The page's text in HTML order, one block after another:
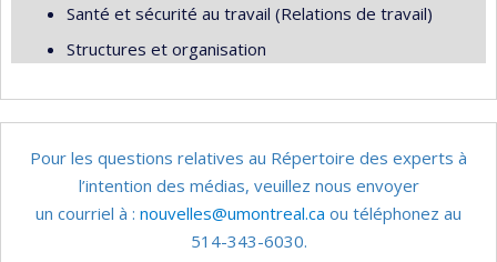
Santé et sécurité au travail (Relations de travail)
Structures et organisation
Pour les questions relatives au Répertoire des experts à
l’intention des médias, veuillez nous envoyer
un courriel à : nouvelles@umontreal.ca ou téléphonez au
514-343-6030.